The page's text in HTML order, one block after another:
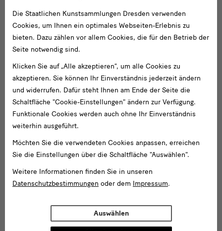
Die Staatlichen Kunstsammlungen Dresden verwenden
Cookies, um Ihnen ein optimales Webseiten-Erlebnis zu
bieten. Dazu zählen vor allem Cookies, die für den Betrieb der
Seite notwendig sind.
Klicken Sie auf „Alle akzeptieren“, um alle Cookies zu
akzeptieren. Sie können Ihr Einverständnis jederzeit ändern
und widerrufen. Dafür steht Ihnen am Ende der Seite die
Schaltfläche "Cookie-Einstellungen" ändern zur Verfügung.
Funktionale Cookies werden auch ohne Ihr Einverständnis
weiterhin ausgeführt.
Möchten Sie die verwendeten Cookies anpassen, erreichen
Sie die Einstellungen über die Schaltfläche "Auswählen".
Weitere Informationen finden Sie in unseren
Datenschutzbestimmungen oder dem Impressum.
Auswählen